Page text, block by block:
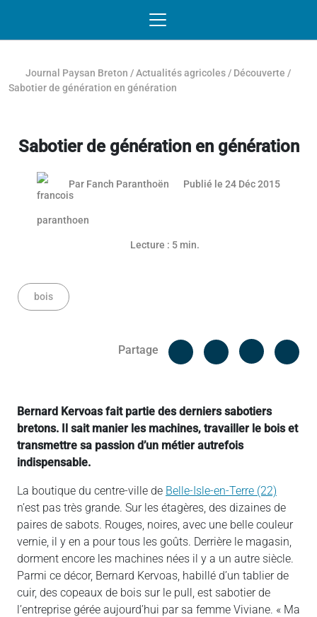
Journal Paysan Breton /Actualités agricoles / Découverte /
Sabotier de génération en génération
Sabotier de génération en génération
Par Fanch Paranthoën Publié le 24 Déc 201503 mai
Lecture : 5 min.
bois
Partage
Facebook
Bernard Kervoas fait partie des derniers sabotiers
bretons. Il sait manier les machines, travailler le bois et
transmettre sa passion d’un métier autrefois
indispensable.
La boutique du centre-ville de Belle-Isle-en-Terre (22)
n’est pas très grande. Sur les étagères, des dizaines de
paires de sabots. Rouges, noires, avec une belle couleur
vernie, il y en a pour tous les goûts. Derrière le magasin,
dorment encore les machines nées il y a un autre siècle.
Parmi ce décor, Bernard Kervoas, habillé d’un tablier de
cuir, des copeaux de bois sur le pull, est sabotier de
l’entreprise gérée aujourd’hui par sa femme Viviane. « Ma